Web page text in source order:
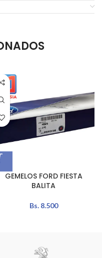
GEMELOS FORD FIESTA
BALITA
Bs.8.500